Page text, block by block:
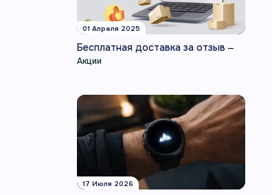
01 Апреля 2025
Бесплатная доставка за отзыв —
Акции
17 Июля 2026